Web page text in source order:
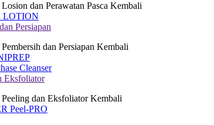
Losion dan Perawatan Pasca Kembali
LOTION
Persiapan
Pembersih dan Persiapan Kembali
Cleanser
Eksfoliator
Peeling dan Eksfoliator Kembali
Peel-PRO